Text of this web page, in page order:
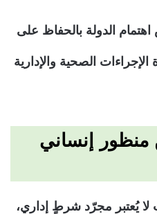
الدولة بالحفاظ على
الصحية والإدارية
إنساني
يُعتبر مجرّد شرطٍ إداري،